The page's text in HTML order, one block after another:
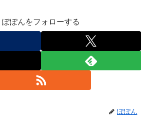
ぽぽんをフォローする
ぽぽん